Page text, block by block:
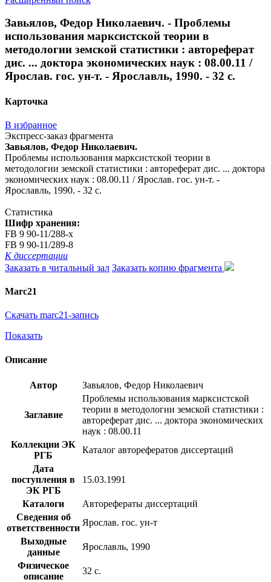
Завьялов, Федор Николаевич. - Проблемы
использования марксистской теории в
методологии земской статистики : автореферат
дис. ... доктора экономических наук : 08.00.11 /
Ярослав. гос. ун-т. - Ярославль, 1990. - 32 с.
Карточка
В избранное
Экспресс-заказ фрагмента
Завьялов, Федор Николаевич.
Проблемы использования марксистской теории в
методологии земской статистики : автореферат дис. ... доктора
экономических наук : 08.00.11 / Ярослав. гос. ун-т. -
Ярославль, 1990. - 32 с.
Статистика
Шифр хранения:
FB 9 90-11/288-x
FB 9 90-11/289-8
К диссертации
Заказать в читальный зал Заказать копию фрагмента
Marc21
Скачать marc21-запись
Показать
Описание
Автор Завьялов, Федор Николаевич
Заглавие
Проблемы использования марксистской
теории в методологии земской статистики :
автореферат дис. ... доктора экономических
наук : 08.00.11
Коллекции ЭК
РГБ
Каталог авторефератов диссертаций
Дата
поступления в
ЭК РГБ
15.03.1991
Каталоги
Авторефераты диссертаций
Сведения об
ответственности
Ярослав. гос. ун-т
Выходные
данные
Ярославль, 1990
Физическое
описание
32 с.